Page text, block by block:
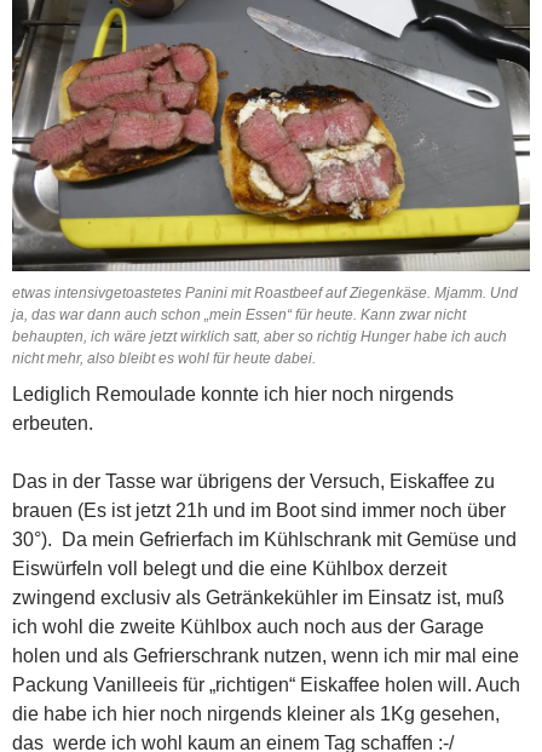
etwas intensivgetoastetes Panini mit Roastbeef auf Ziegenkäse. Mjamm. Und
ja, das war dann auch schon „mein Essen“ für heute. Kann zwar nicht
behaupten, ich wäre jetzt wirklich satt, aber so richtig Hunger habe ich auch
nicht mehr, also bleibt es wohl für heute dabei.
Lediglich Remoulade konnte ich hier noch nirgends
erbeuten.
Das in der Tasse war übrigens der Versuch, Eiskaffee zu
brauen (Es ist jetzt 21h und im Boot sind immer noch über
30°). Da mein Gefrierfach im Kühlschrank mit Gemüse und
Eiswürfeln voll belegt und die eine Kühlbox derzeit
zwingend exclusiv als Getränkekühler im Einsatz ist, muß
ich wohl die zweite Kühlbox auch noch aus der Garage
holen und als Gefrierschrank nutzen, wenn ich mir mal eine
Packung Vanilleeis für „richtigen“ Eiskaffee holen will. Auch
die habe ich hier noch nirgends kleiner als 1Kg gesehen,
das werde ich wohl kaum an einem Tag schaffen :-/